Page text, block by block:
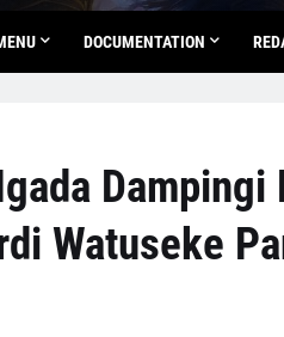
DOCUMENTATION
Dampingi
Watuseke